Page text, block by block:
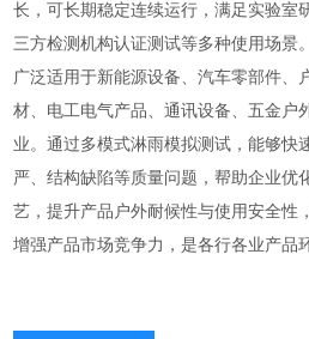
长，可长期稳定连续运行，满足实验室
三方检测机构认证测试等多种使用场景。
广泛适用于新能源设备、汽车零部件、
材、电工电气产品、通讯设备、五金户
业。通过多模式淋雨模拟测试，能够快
严、结构缺陷等质量问题，帮助企业优
艺，提升产品户外耐候性与使用安全性
增强产品市场竞争力，是各行各业产品